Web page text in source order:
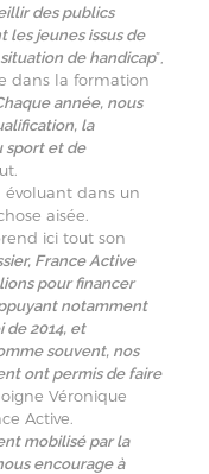
des publics
les jeunes issus de
de handicap”,
dans la formation
année, nous
la
sport et de
évoluant dans un
aisée.
ici tout son
France Active
pour financer
notamment
de 2014, et
souvent, nos
ont permis de faire
Véronique
Active.
mobilisé par la
encourage à